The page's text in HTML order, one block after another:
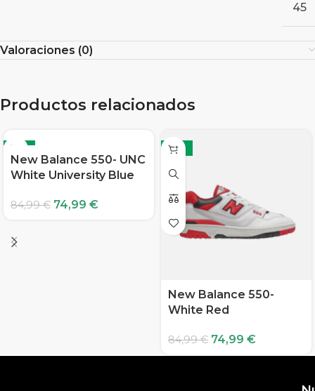
45
Valoraciones (0)
Productos relacionados
-12%
New Balance 550- UNC
White University Blue
84,99€ 74,99 €
-12%
New Balance 550-
White Red
84,99€ 74,99 €